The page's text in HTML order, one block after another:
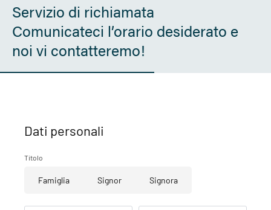
Servizio di richiamata
Comunicateci l’orario desiderato e
noi vi contatteremo!
Dati personali
Titolo
Famiglia Signor Signora